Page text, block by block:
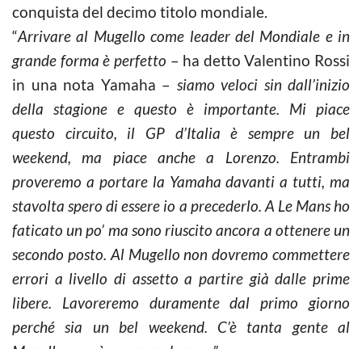
conquista del decimo titolo mondiale.
“Arrivare al Mugello come leader del Mondiale e in
grande forma è perfetto – ha detto Valentino Rossi
in una nota Yamaha – siamo veloci sin dall’inizio
della stagione e questo è importante. Mi piace
questo circuito, il GP d’Italia è sempre un bel
weekend, ma piace anche a Lorenzo. Entrambi
proveremo a portare la Yamaha davanti a tutti, ma
stavolta spero di essere io a precederlo. A Le Mans ho
faticato un po’ ma sono riuscito ancora a ottenere un
secondo posto. Al Mugello non dovremo commettere
errori a livello di assetto a partire già dalle prime
libere. Lavoreremo duramente dal primo giorno
perché sia un bel weekend. C’è tanta gente al